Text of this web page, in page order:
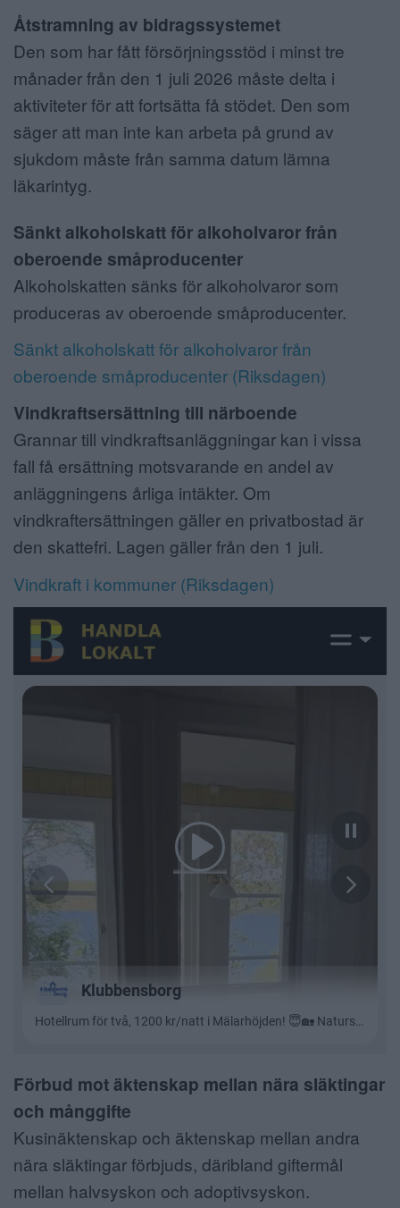
Åtstramning av bidragssystemet
Den som har fått försörjningsstöd i minst tre
månader från den 1 juli 2026 måste delta i
aktiviteter för att fortsätta få stödet. Den som
säger att man inte kan arbeta på grund av
sjukdom måste från samma datum lämna
läkarintyg.
Sänkt alkoholskatt för alkoholvaror från
oberoende småproducenter
Alkoholskatten sänks för alkoholvaror som
produceras av oberoende småproducenter.
Sänkt alkoholskatt för alkoholvaror från
oberoende småproducenter (Riksdagen)
Vindkraftsersättning till närboende
Grannar till vindkraftsanläggningar kan i vissa
fall få ersättning motsvarande en andel av
anläggningens årliga intäkter. Om
vindkraftersättningen gäller en privatbostad är
den skattefri. Lagen gäller från den 1 juli.
Vindkraft i kommuner (Riksdagen)
Förbud mot äktenskap mellan nära släktingar
och månggifte
Kusinäktenskap och äktenskap mellan andra
nära släktingar förbjuds, däribland giftermål
mellan halvsyskon och adoptivsyskon.